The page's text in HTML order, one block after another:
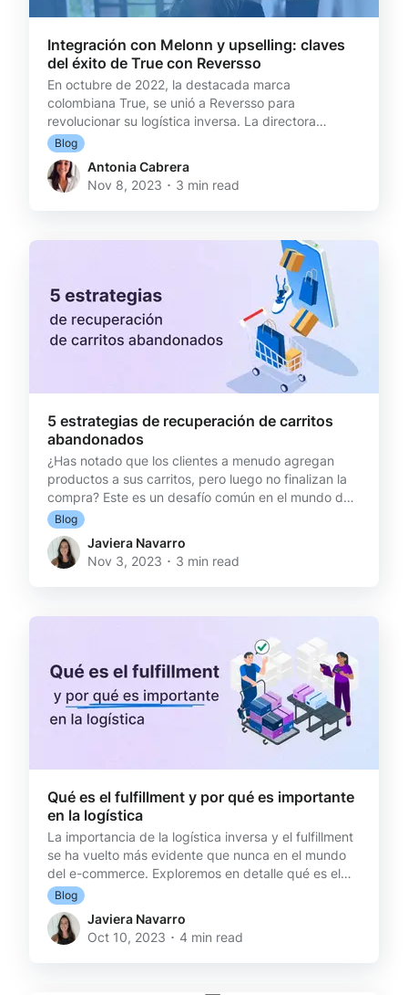
Integración con Melonn y upselling: claves
del éxito de True con Reversso
En octubre de 2022, la destacada marca
colombiana True, se unió a Reversso para
revolucionar su logística inversa. La directora
comercial de True señala el impacto de la
implementación y cómo esta alianza ha llevado a un
75% de solicitudes de cambio sobre devoluciones.
El inicio de una alianza exitosa True es una marca de
prendas de vestir como hoodies, tops, jeans,
Blog
Antonia Cabrera
Nov 8, 2023 ･ 3 min read
5 estrategias de recuperación de carritos
abandonados
¿Has notado que los clientes a menudo agregan
productos a sus carritos, pero luego no finalizan la
compra? Este es un desafío común en el mundo del
comercio electrónico, y es crucial abordarlo de
manera efectiva. Cada visitante de tu e-commerce
es un potencial cliente, y cada carrito abandonado
es una oportunidad perdida. Exploremos las
Blog
Javiera Navarro
Nov 3, 2023 ･ 3 min read
Qué es el fulfillment y por qué es importante
en la logística
La importancia de la logística inversa y el fulfillment
se ha vuelto más evidente que nunca en el mundo
del e-commerce. Exploremos en detalle qué es el
fulfillment, por qué es tan importante para un
negocio online y su estrecha relación con la logística
inversa [https://www.reversso.cl/blog/cuando-
debes-empezar-preocuparte-cambios-
Blog
Javiera Navarro
Oct 10, 2023 ･ 4 min read